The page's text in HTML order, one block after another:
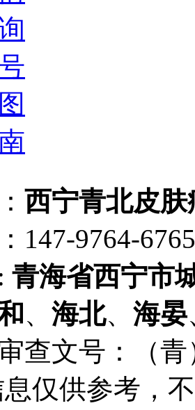
西宁青北皮肤
147-9764-
: 青海省西宁市
、 海北、 海晏
查文号：（
仅供参考，